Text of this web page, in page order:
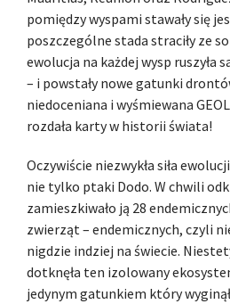
pomiędzy wyspami stawały się
poszczególne stada straciły ze
ewolucja na każdej wysp ruszyła
– i powstały nowe gatunki
niedoceniana i wyśmiewana
rozdała karty w historii świata!
Oczywiście niezwykła siła
nie tylko ptaki Dodo. W chwili
zamieszkiwało ją 28
zwierząt – endemicznych, czyli
nigdzie indziej na świecie.
dotknęła ten izolowany
jedynym gatunkiem który